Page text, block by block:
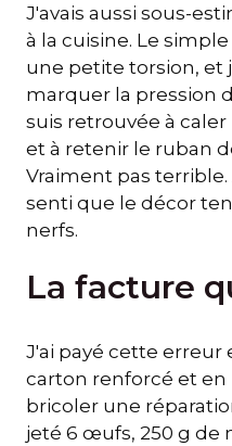
J'avais aussi sous-
à la cuisine. Le
une petite torsion, et
marquer la pression
suis retrouvée à
et à retenir le ruban
Vraiment pas
senti que le décor
nerfs.
La facture
J'ai payé cette erreur
carton renforcé et en
bricoler une
jeté 6 œufs, 250 g de